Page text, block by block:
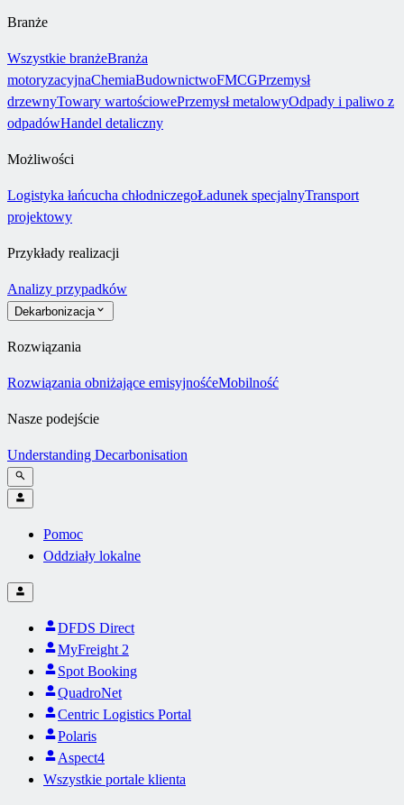
Branże
Wszystkie branżeBranża
motoryzacyjnaChemiaBudownictwoFMCGPrzemysł
drzewnyTowary wartościowePrzemysł metalowyOdpady i paliwo z
odpadówHandel detaliczny
Możliwości
Logistyka łańcucha chłodniczegoŁadunek specjalnyTransport
projektowy
Przykłady realizacji
Analizy przypadków
Dekarbonizacja
Rozwiązania
Rozwiązania obniżające emisyjnośćeMobilność
Nasze podejście
Understanding Decarbonisation
Pomoc
Oddziały lokalne
DFDS Direct
MyFreight 2
Spot Booking
QuadroNet
Centric Logistics Portal
Polaris
Aspect4
Wszystkie portale klienta